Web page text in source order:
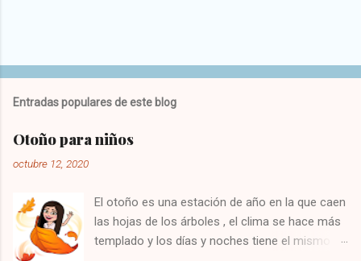
Entradas populares de este blog
Otoño para niños
octubre 12, 2020
El otoño es una estación de año en la que caen
las hojas de los árboles , el clima se hace más
templado y los días y noches tiene el mismo